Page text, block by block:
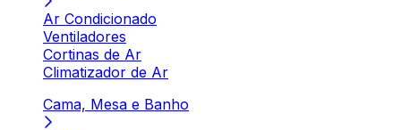
Ar Condicionado
Ventiladores
Cortinas de Ar
Climatizador de Ar
Cama, Mesa e Banho